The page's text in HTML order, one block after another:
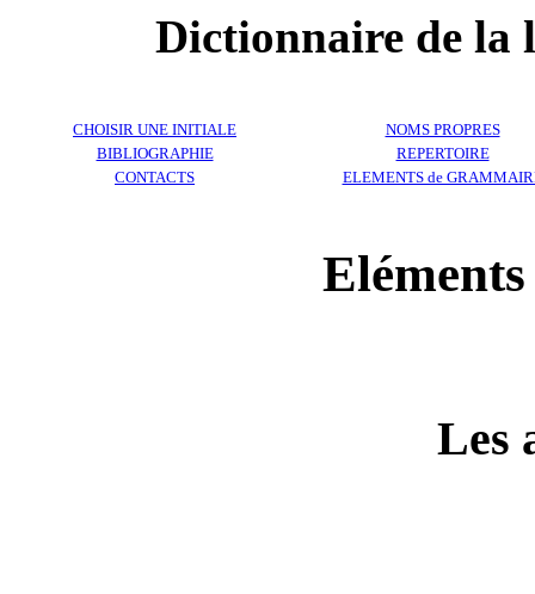
Dictionnaire de la
CHOISIR UNE INITIALE
NOMS PROPRES
BIBLIOGRAPHIE
REPERTOIRE
CONTACTS
ELEMENTS de
Les